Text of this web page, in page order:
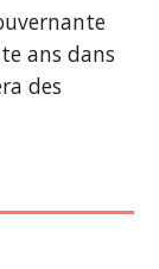
ans dans
des